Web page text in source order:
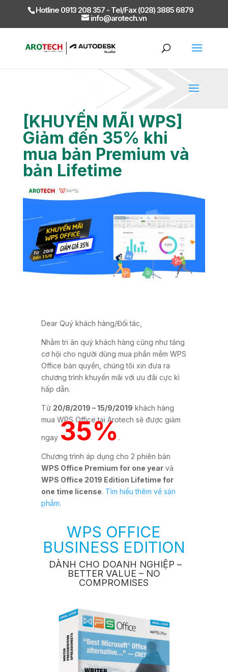
Hotline 0913 208 357 - Tel/Fax (028) 3885 6879
info@arotech.vn
[KHUYẾN MÃI WPS]
Giảm đến 35% khi
mua bản Premium và
bản Lifetime
Dear Quý khách hàng/Đối tác,
Nhằm tri ân quý khách hàng cũng như tăng
cơ hội cho người dùng mua phần mềm WPS
Office bản quyền, chúng tôi xin đưa ra
chương trình khuyến mãi với ưu đãi cực kì
hấp dẫn.
Từ 20/8/2019 – 15/9/2019 khách hàng
mua WPS Office tại Arotech sẽ được giảm
ngay 35%.
Chương trình áp dụng cho 2 phiên bản
WPS Office Premium for one yearvà
WPS Office 2019 Edition Lifetime for
one time license. Tìm hiểu thêm về sản
phẩm.
WPS OFFICE
BUSINESS EDITION
DÀNH CHO DOANH NGHIỆP –
BETTER VALUE – NO
COMPROMISES